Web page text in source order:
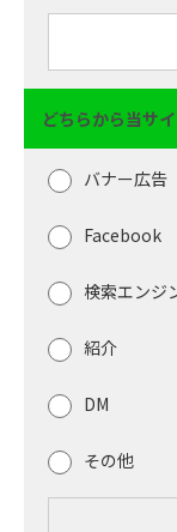
どちらから当サ
バナー広告
Facebook
検索エンジ
紹介
DM
その他